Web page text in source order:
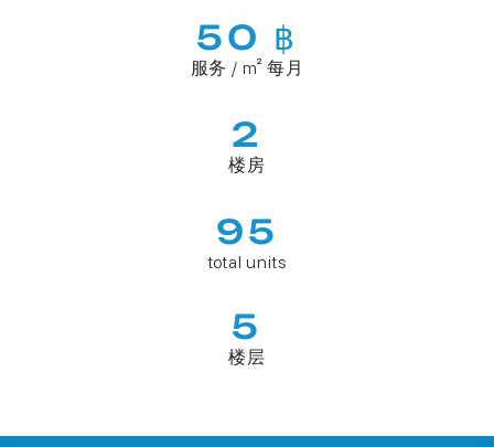
50 ฿
服务 / m² 每月
2
楼房
95
total units
5
楼层